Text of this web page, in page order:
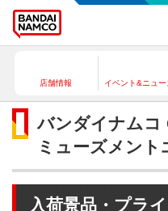
店舗情報 イベント&ニュー
バンダイナムコ
ミューズメント
入荷景品・プラ